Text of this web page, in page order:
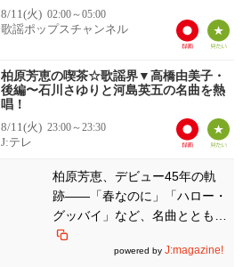
8/11(火) 02:00～05:00
歌謡ポップスチャンネル
柏原芳恵の喫茶☆歌謡界▼高橋由美子・
後編〜石川さゆりと河島英五の名曲を熱
唱！
8/11(火) 23:00～23:30
J:テレ
柏原芳恵、デビュー45年の軌
跡――「春なのに」「ハロー・
グッバイ」など、名曲とともに
振り返る
powered by J:magazine!